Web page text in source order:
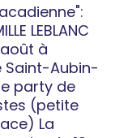
LEBLANC
à
Saint-Aubin-
party de
(petite
La